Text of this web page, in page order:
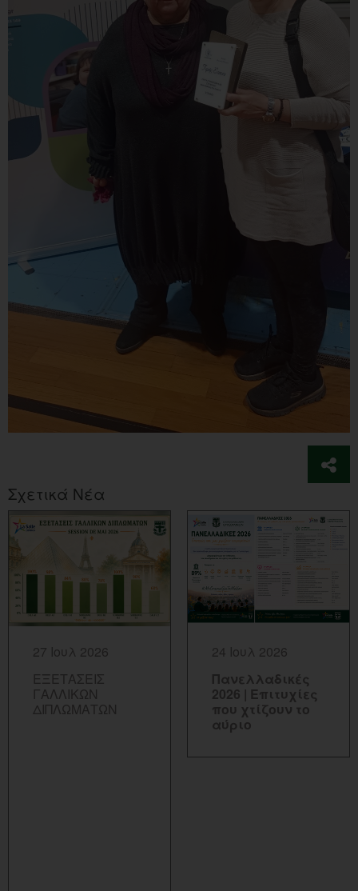
Σχετικά Νέα
27 Ιουλ 2026
ΕΞΕΤΑΣΕΙΣ
ΓΑΛΛΙΚΩΝ
ΔΙΠΛΩΜΑΤΩΝ
24 Ιουλ 2026
Πανελλαδικές
2026 | Επιτυχίες
που χτίζουν το
αύριο